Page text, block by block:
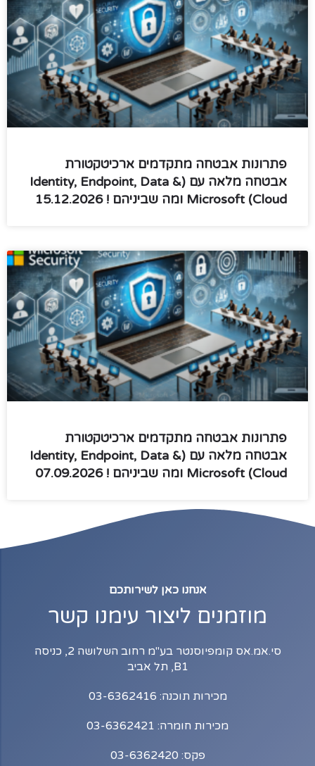
פתרונות אבטחה מתקדמים ארכיטקטורת
אבטחה מלאה עם (Identity, Endpoint, Data &
Cloud) Microsoft ומה שביניהם ! 15.12.2026
פתרונות אבטחה מתקדמים ארכיטקטורת
אבטחה מלאה עם (Identity, Endpoint, Data &
Cloud) Microsoft ומה שביניהם ! 07.09.2026
אנחנו כאן לשירותכם
מוזמנים ליצור עימנו קשר
סי.אמ.אס קומפיוסנטר בע"מ רחוב השלושה 2, כניסה
B1, תל אביב
מכירות תוכנה: 03-6362416
מכירות חומרה: 03-6362421
פקס: 03-6362420